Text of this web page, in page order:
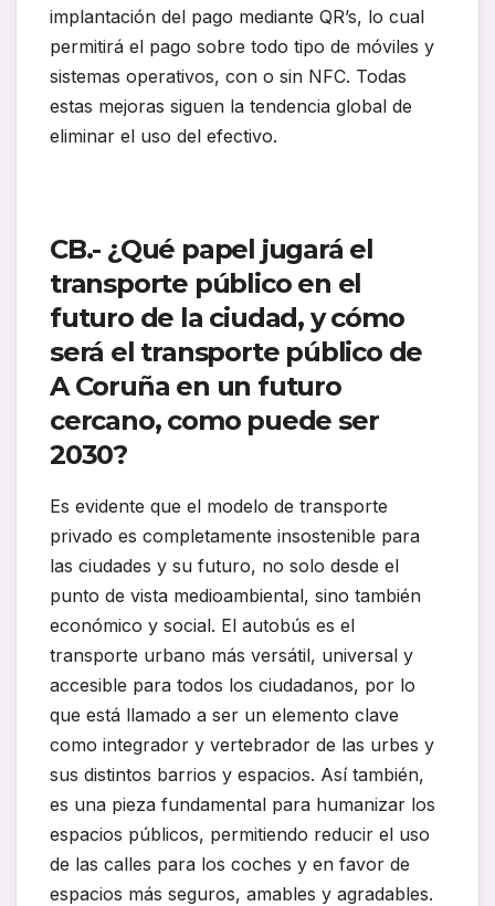
implantación del pago mediante QR’s, lo cual
permitirá el pago sobre todo tipo de móviles y
sistemas operativos, con o sin NFC. Todas
estas mejoras siguen la tendencia global de
eliminar el uso del efectivo.
CB.- ¿Qué papel jugará el
transporte público en el
futuro de la ciudad, y cómo
será el transporte público de
A Coruña en un futuro
cercano, como puede ser
2030?
Es evidente que el modelo de transporte
privado es completamente insostenible para
las ciudades y su futuro, no solo desde el
punto de vista medioambiental, sino también
económico y social. El autobús es el
transporte urbano más versátil, universal y
accesible para todos los ciudadanos, por lo
que está llamado a ser un elemento clave
como integrador y vertebrador de las urbes y
sus distintos barrios y espacios. Así también,
es una pieza fundamental para humanizar los
espacios públicos, permitiendo reducir el uso
de las calles para los coches y en favor de
espacios más seguros, amables y agradables.